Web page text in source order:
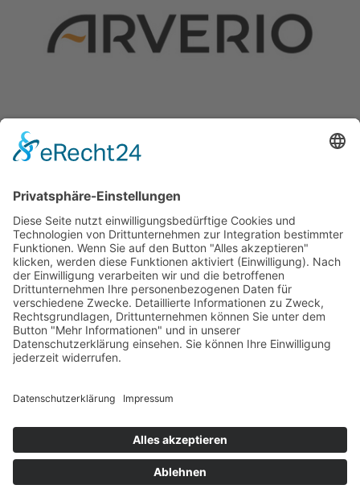
JOBANGEBOTE
DEIN WEG IST UNSER ZIEL.